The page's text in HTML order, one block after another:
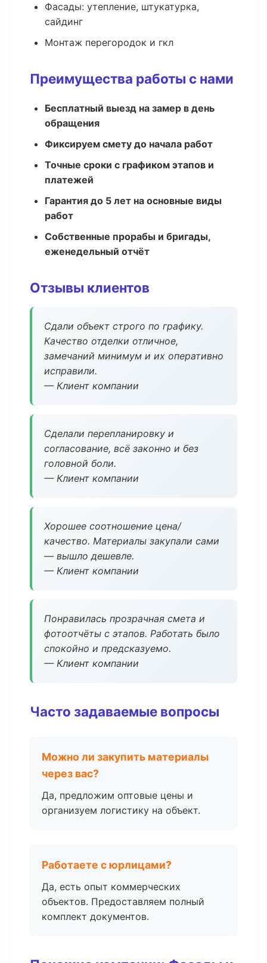
Фасады: утепление, штукатурка,
сайдинг
Монтаж перегородок и гкл
Преимущества работы с нами
Бесплатный выезд на замер в день
обращения
Фиксируем смету до начала работ
Точные сроки с графиком этапов и
платежей
Гарантия до 5 лет на основные виды
работ
Собственные прорабы и бригады,
еженедельный отчёт
Отзывы клиентов
Сдали объект строго по графику.
Качество отделки отличное,
замечаний минимум и их оперативно
исправили.
— Клиент компании
Сделали перепланировку и
согласование, всё законно и без
головной боли.
— Клиент компании
Хорошее соотношение цена/
качество. Материалы закупали сами
— вышло дешевле.
— Клиент компании
Понравилась прозрачная смета и
фотоотчёты с этапов. Работать было
спокойно и предсказуемо.
— Клиент компании
Часто задаваемые вопросы
Можно ли закупить материалы
через вас?
Да, предложим оптовые цены и
организуем логистику на объект.
Работаете с юрлицами?
Да, есть опыт коммерческих
объектов. Предоставляем полный
комплект документов.